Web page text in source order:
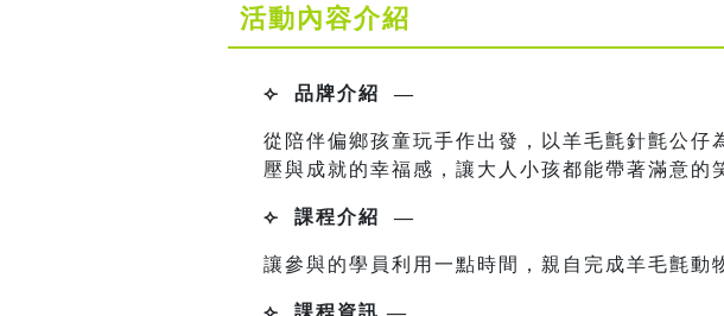
活動內容介紹
⟣ 品牌介紹 —
從陪伴偏鄉孩童玩手作出發，以羊毛氈針氈公
壓與成就的幸福感，讓大人小孩都能帶著滿意的
⟣ 課程介紹 —
讓參與的學員利用一點時間，親自完成羊毛氈動